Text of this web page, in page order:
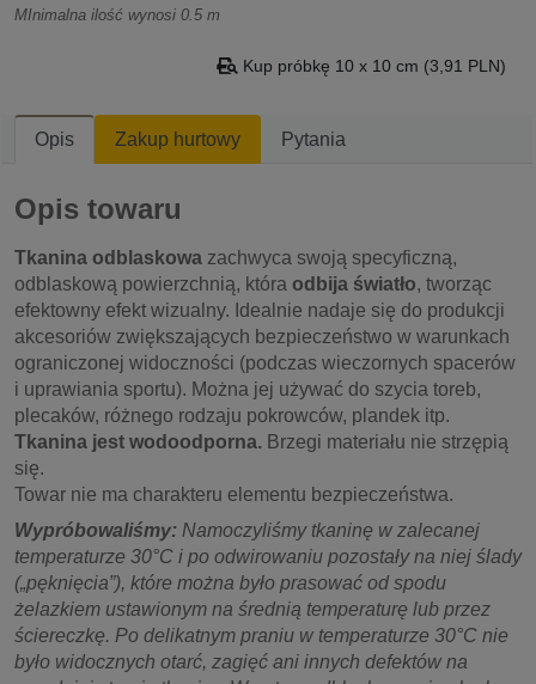
MInimalna ilość wynosi 0.5 m
Kup próbkę 10 x 10 cm (3,91 PLN)
Opis Zakup hurtowy Pytania
Opis towaru
Tkanina odblaskowa zachwyca swoją specyficzną,
odblaskową powierzchnią, która odbija światło, tworząc
efektowny efekt wizualny. Idealnie nadaje się do produkcji
akcesoriów zwiększających bezpieczeństwo w warunkach
ograniczonej widoczności (podczas wieczornych spacerów
i uprawiania sportu). Można jej używać do szycia toreb,
plecaków, różnego rodzaju pokrowców, plandek itp.
Tkanina jest wodoodporna. Brzegi materiału nie strzępią
się.
Towar nie ma charakteru elementu bezpieczeństwa.
Wypróbowaliśmy: Namoczyliśmy tkaninę w zalecanej
temperaturze 30°C i po odwirowaniu pozostały na niej ślady
(„pęknięcia”), które można było prasować od spodu
żelazkiem ustawionym na średnią temperaturę lub przez
ściereczkę. Po delikatnym praniu w temperaturze 30°C nie
było widocznych otarć, zagięć ani innych defektów na